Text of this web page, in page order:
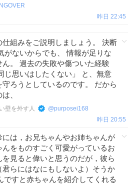
昨日 22:45
組みをご説明しましょう。 決断
がないからでも、 情報が足りな
。 過去の失敗や傷ついた経験
じ思いはしたくない」 と、無意
ろうとしているのです。 だから
、
壁を外す人 @purposei168
昨日 20:55
は，お兄ちゃんやお姉ちゃんが
をものすごく可愛がっているお
を見ると偉いと思うのだが，彼ら
君らにはなにもしないよ）そうか
ですと赤ちゃんを紹介してくれる